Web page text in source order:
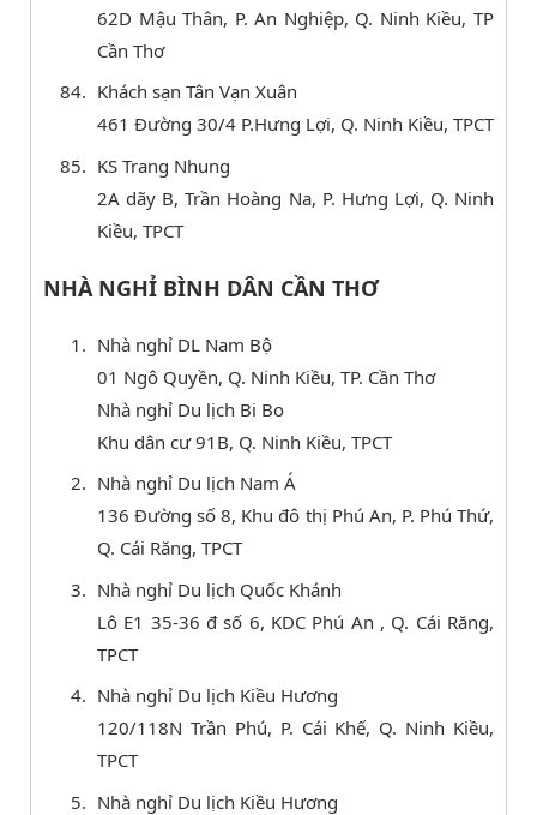
62D Mậu Thân, P. An Nghiệp, Q. Ninh Kiều, TP
Cần Thơ
Khách sạn Tân Vạn Xuân
461 Đường 30/4 P.Hưng Lợi, Q. Ninh Kiều, TPCT
KS Trang Nhung
2A dãy B, Trần Hoàng Na, P. Hưng Lợi, Q. Ninh
Kiều, TPCT
NHÀ NGHỈ BÌNH DÂN CẦN THƠ
Nhà nghỉ DL Nam Bộ
01 Ngô Quyền, Q. Ninh Kiều, TP. Cần Thơ
Nhà nghỉ Du lịch Bi Bo
Khu dân cư 91B, Q. Ninh Kiều, TPCT
Nhà nghỉ Du lịch Nam Á
136 Đường số 8, Khu đô thị Phú An, P. Phú Thứ,
Q. Cái Răng, TPCT
Nhà nghỉ Du lịch Quốc Khánh
Lô E1 35-36 đ số 6, KDC Phú An , Q. Cái Răng,
TPCT
Nhà nghỉ Du lịch Kiều Hương
120/118N Trần Phú, P. Cái Khế, Q. Ninh Kiều,
TPCT
Nhà nghỉ Du lịch Kiều Hương